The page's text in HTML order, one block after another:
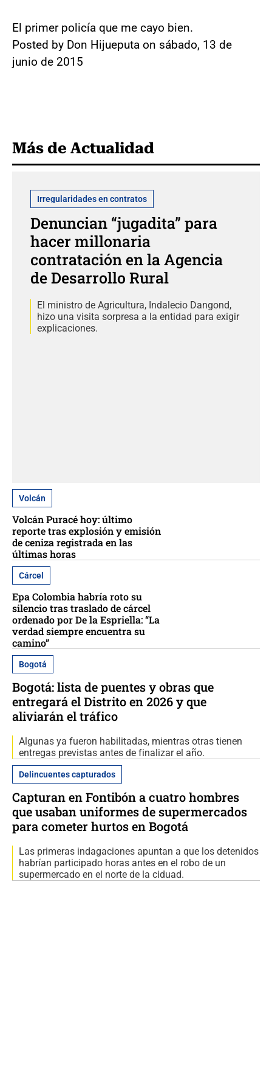
El primer policía que me cayo bien.
Posted by Don Hijueputa on sábado, 13 de
junio de 2015
Más de Actualidad
Irregularidades en contratos
Denuncian “jugadita” para
hacer millonaria
contratación en la Agencia
de Desarrollo Rural
El ministro de Agricultura, Indalecio Dangond,
hizo una visita sorpresa a la entidad para exigir
explicaciones.
Volcán
Volcán Puracé hoy: último
reporte tras explosión y emisión
de ceniza registrada en las
últimas horas
Cárcel
Epa Colombia habría roto su
silencio tras traslado de cárcel
ordenado por De la Espriella: “La
verdad siempre encuentra su
camino”
Bogotá
Bogotá: lista de puentes y obras que
entregará el Distrito en 2026 y que
aliviarán el tráfico
Algunas ya fueron habilitadas, mientras otras tienen
entregas previstas antes de finalizar el año.
Delincuentes capturados
Capturan en Fontibón a cuatro hombres
que usaban uniformes de supermercados
para cometer hurtos en Bogotá
Las primeras indagaciones apuntan a que los detenidos
habrían participado horas antes en el robo de un
supermercado en el norte de la ciduad.